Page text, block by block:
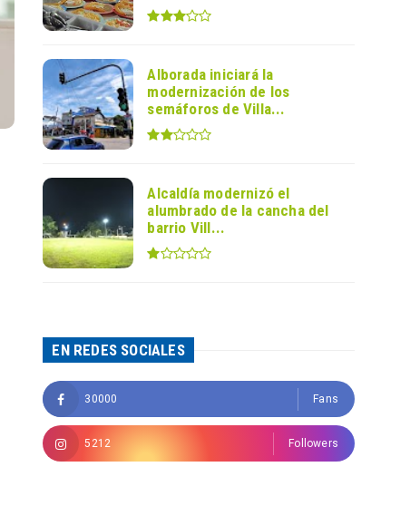
Alborada iniciará la
modernización de los
semáforos de Villa...
Alcaldía modernizó el
alumbrado de la cancha del
barrio Vill...
EN REDES SOCIALES
30000 Fans
5212 Followers